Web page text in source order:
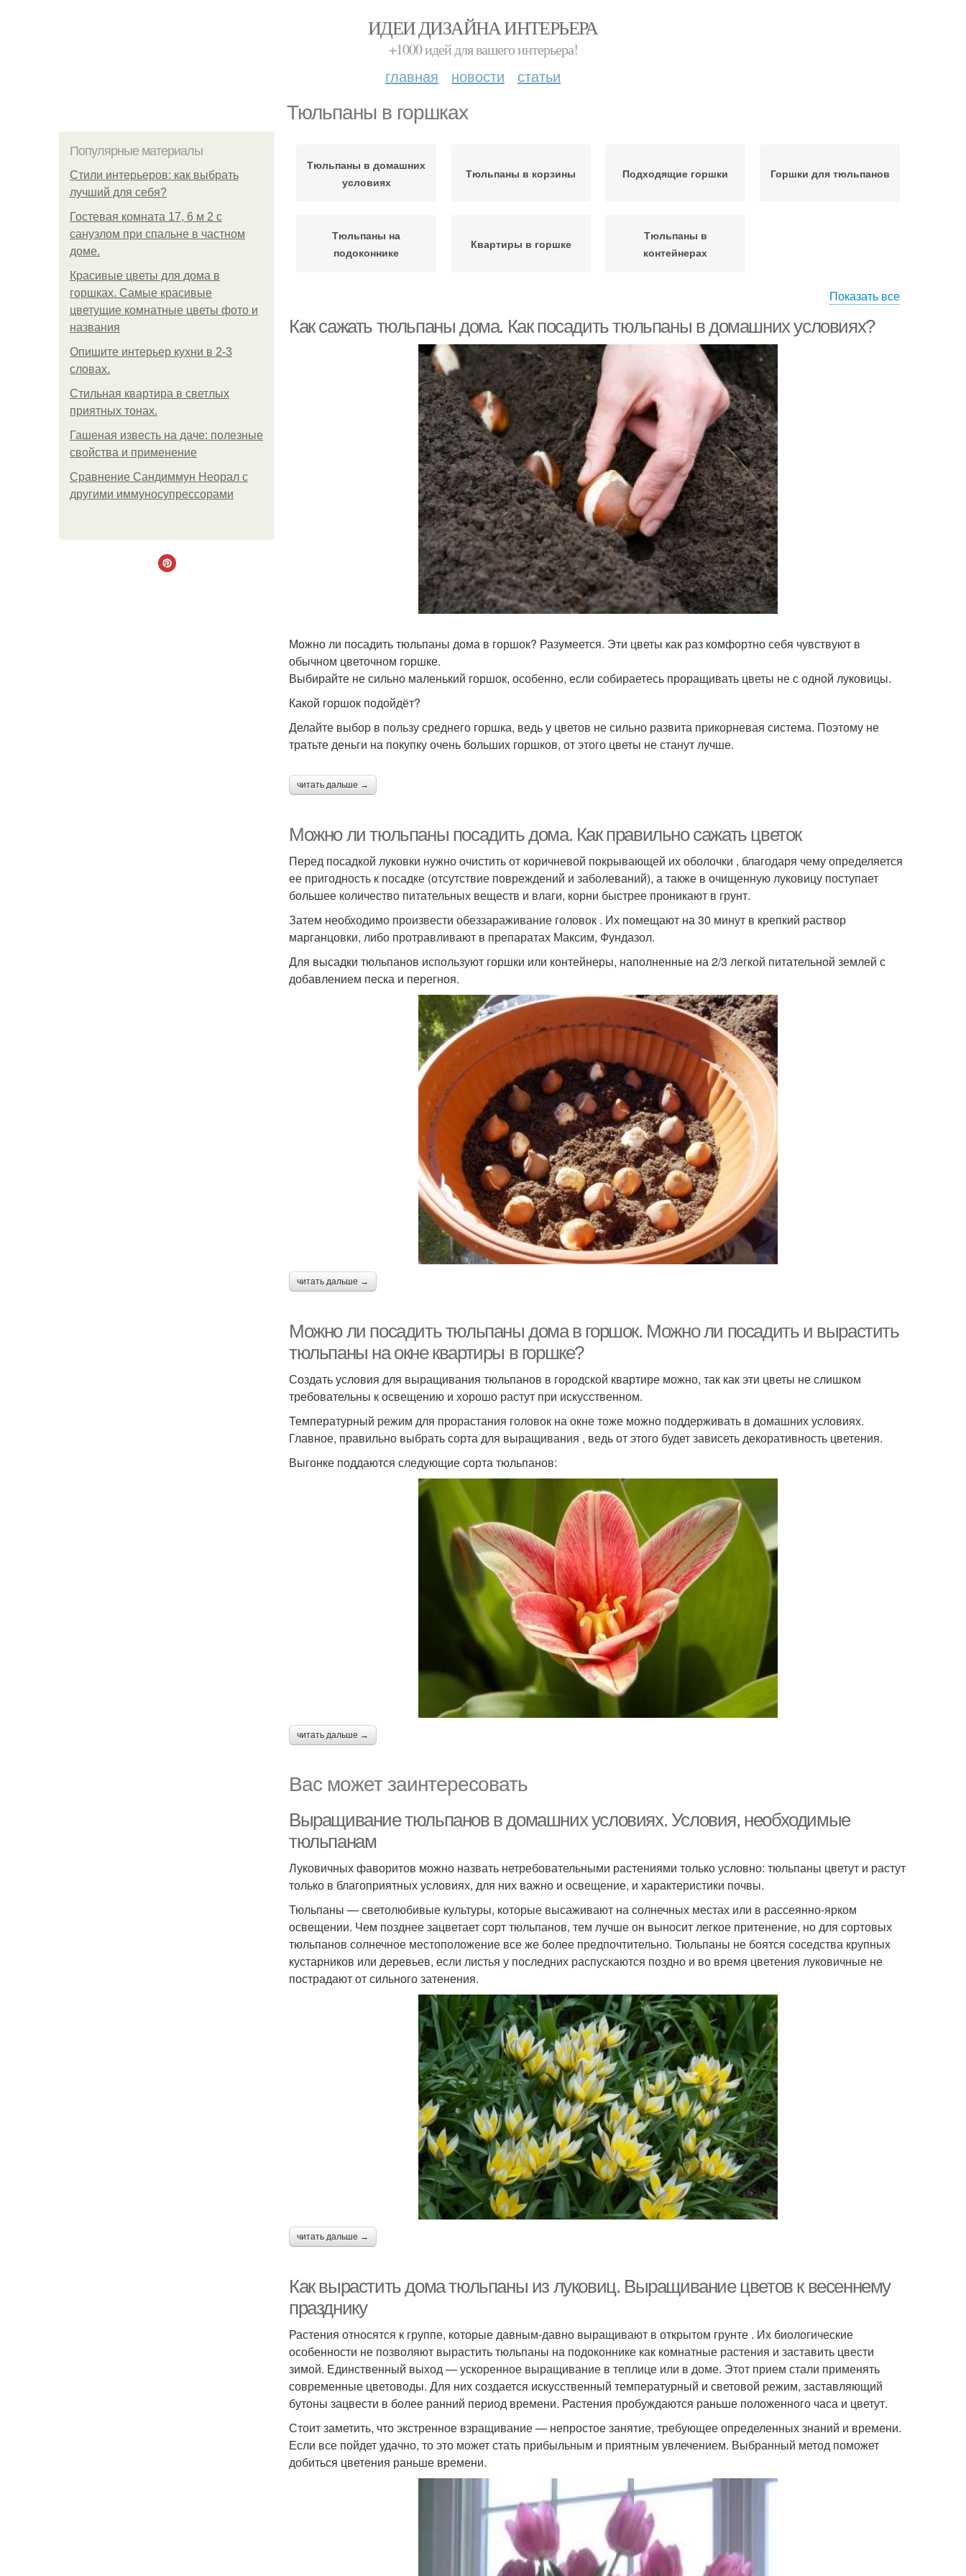
ИДЕИ ДИЗАЙНА ИНТЕРЬЕРА
+1000 идей для вашего интерьера!
главная новости статьи
Тюльпаны в горшках
Популярные материалы
Стили интерьеров: как выбрать
лучший для себя?
Гостевая комната 17, 6 м 2 с
санузлом при спальне в частном
доме.
Красивые цветы для дома в
горшках. Самые красивые
цветущие комнатные цветы фото и
названия
Опишите интерьер кухни в 2-3
словах.
Стильная квартира в светлых
приятных тонах.
Гашеная известь на даче: полезные
свойства и применение
Сравнение Сандиммун Неорал с
другими иммуносупрессорами
Тюльпаны в домашних
условиях
Тюльпаны в корзины Подходящие горшки Горшки для тюльпанов
Тюльпаны на
подоконнике
Квартиры в горшке
Тюльпаны в
контейнерах
Показать все
Как сажать тюльпаны дома. Как посадить тюльпаны в домашних условиях?
Можно ли посадить тюльпаны дома в горшок? Разумеется. Эти цветы как раз комфортно себя чувствуют в
обычном цветочном горшке.
Выбирайте не сильно маленький горшок, особенно, если собираетесь проращивать цветы не с одной луковицы.
Какой горшок подойдёт?
Делайте выбор в пользу среднего горшка, ведь у цветов не сильно развита прикорневая система. Поэтому не
тратьте деньги на покупку очень больших горшков, от этого цветы не станут лучше.
читать дальше →
Можно ли тюльпаны посадить дома. Как правильно сажать цветок
Перед посадкой луковки нужно очистить от коричневой покрывающей их оболочки , благодаря чему определяется
ее пригодность к посадке (отсутствие повреждений и заболеваний), а также в очищенную луковицу поступает
большее количество питательных веществ и влаги, корни быстрее проникают в грунт.
Затем необходимо произвести обеззараживание головок . Их помещают на 30 минут в крепкий раствор
марганцовки, либо протравливают в препаратах Максим, Фундазол.
Для высадки тюльпанов используют горшки или контейнеры, наполненные на 2/3 легкой питательной землей с
добавлением песка и перегноя.
читать дальше →
Можно ли посадить тюльпаны дома в горшок. Можно ли посадить и вырастить
тюльпаны на окне квартиры в горшке?
Создать условия для выращивания тюльпанов в городской квартире можно, так как эти цветы не слишком
требовательны к освещению и хорошо растут при искусственном.
Температурный режим для прорастания головок на окне тоже можно поддерживать в домашних условиях.
Главное, правильно выбрать сорта для выращивания , ведь от этого будет зависеть декоративность цветения.
Выгонке поддаются следующие сорта тюльпанов:
читать дальше →
Вас может заинтересовать
Выращивание тюльпанов в домашних условиях. Условия, необходимые
тюльпанам
Луковичных фаворитов можно назвать нетребовательными растениями только условно: тюльпаны цветут и растут
только в благоприятных условиях, для них важно и освещение, и характеристики почвы.
Тюльпаны — светолюбивые культуры, которые высаживают на солнечных местах или в рассеянно-ярком
освещении. Чем позднее зацветает сорт тюльпанов, тем лучше он выносит легкое притенение, но для сортовых
тюльпанов солнечное местоположение все же более предпочтительно. Тюльпаны не боятся соседства крупных
кустарников или деревьев, если листья у последних распускаются поздно и во время цветения луковичные не
пострадают от сильного затенения.
читать дальше →
Как вырастить дома тюльпаны из луковиц. Выращивание цветов к весеннему
празднику
Растения относятся к группе, которые давным-давно выращивают в открытом грунте . Их биологические
особенности не позволяют вырастить тюльпаны на подоконнике как комнатные растения и заставить цвести
зимой. Единственный выход — ускоренное выращивание в теплице или в доме. Этот прием стали применять
современные цветоводы. Для них создается искусственный температурный и световой режим, заставляющий
бутоны зацвести в более ранний период времени. Растения пробуждаются раньше положенного часа и цветут.
Стоит заметить, что экстренное взращивание — непростое занятие, требующее определенных знаний и времени.
Если все пойдет удачно, то это может стать прибыльным и приятным увлечением. Выбранный метод поможет
добиться цветения раньше времени.